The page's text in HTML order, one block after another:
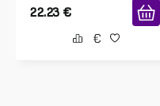
22.23 €